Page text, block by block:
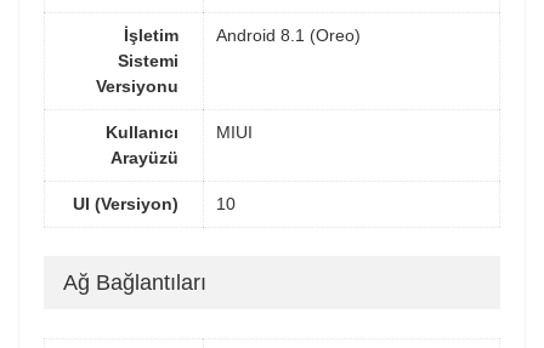
İşletim
Sistemi
Versiyonu
Android 8.1 (Oreo)
Kullanıcı
Arayüzü
MIUI
UI (Versiyon) 10
Ağ Bağlantıları